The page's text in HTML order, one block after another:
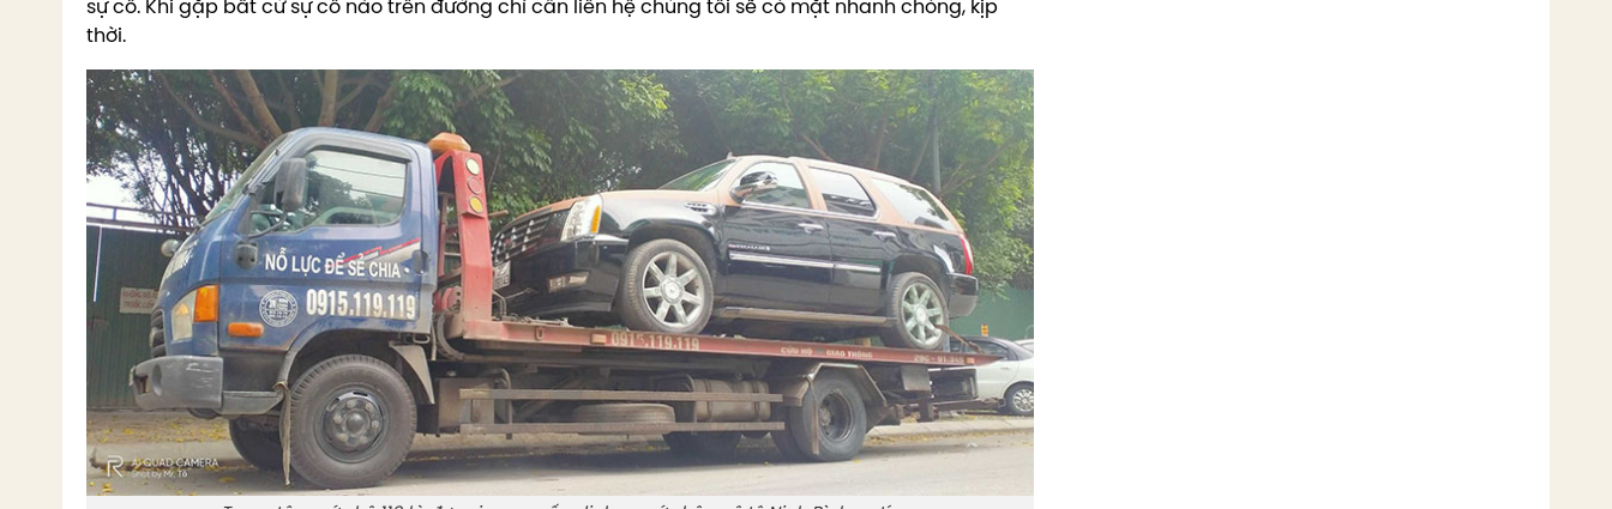
sự cố. Khi gặp bất cứ sự cố nào trên đường chỉ cần liên hệ chúng tôi sẽ có mặt nhanh chóng, kịp
thời.